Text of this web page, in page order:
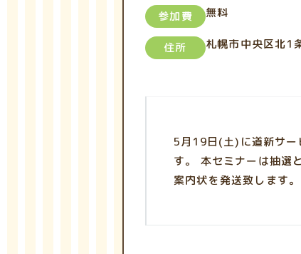
参加費 無料
住所 札幌市中央区北
5月19日(土)に道新サー
す。 本セミナーは抽選
案内状を発送致します。